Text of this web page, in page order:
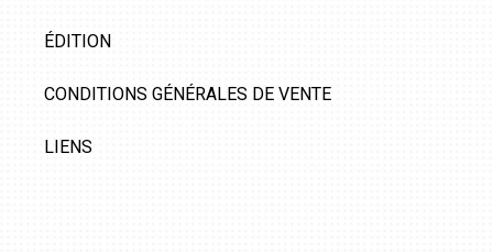
ÉDITION
CONDITIONS GÉNÉRALES DE VENTE
LIENS